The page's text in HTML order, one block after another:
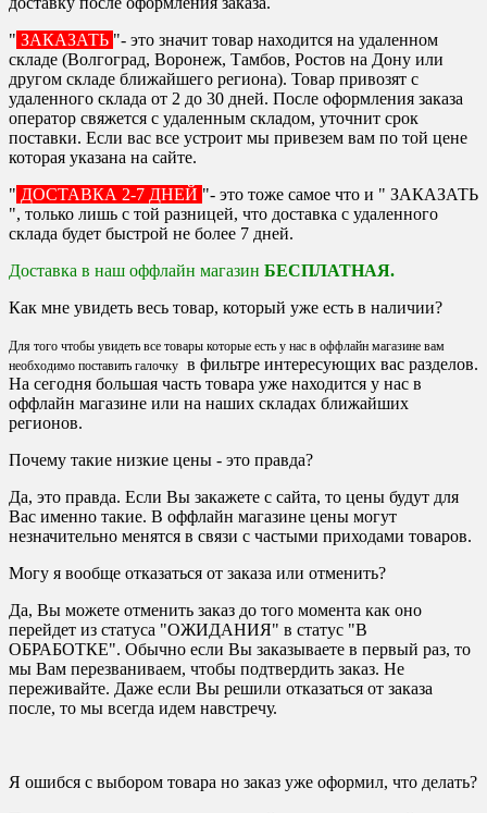
" ЗАКАЗАТЬ "- это значит товар находится на удаленном
складе (Волгоград, Воронеж, Тамбов, Ростов на Дону или
другом складе ближайшего региона). Товар привозят с
удаленного склада от 2 до 30 дней. После оформления заказа
оператор свяжется с удаленным складом, уточнит срок
поставки. Если вас все устроит мы привезем вам по той цене
которая указана на сайте.
" ДОСТАВКА 2-7 ДНЕЙ "- это тоже самое что и " ЗАКАЗАТЬ
", только лишь с той разницей, что доставка с удаленного
склада будет быстрой не более 7 дней.
Доставка в наш оффлайн магазин БЕСПЛАТНАЯ.
Как мне увидеть весь товар, который уже есть в наличии?
Для того чтобы увидеть все товары которые есть у нас в оффлайн магазине вам
необходимо поставить галочку в фильтре интересующих вас разделов.
На сегодня большая часть товара уже находится у нас в
оффлайн магазине или на наших складах ближайших
регионов.
Почему такие низкие цены - это правда?
Да, это правда. Если Вы закажете с сайта, то цены будут для
Вас именно такие. В оффлайн магазине цены могут
незначительно менятся в связи с частыми приходами товаров.
Могу я вообще отказаться от заказа или отменить?
Да, Вы можете отменить заказ до того момента как оно
перейдет из статуса "ОЖИДАНИЯ" в статус "В
ОБРАБОТКЕ". Обычно если Вы заказываете в первый раз, то
мы Вам перезваниваем, чтобы подтвердить заказ. Не
переживайте. Даже если Вы решили отказаться от заказа
после, то мы всегда идем навстречу.
Я ошибся с выбором товара но заказ уже оформил, что делать?